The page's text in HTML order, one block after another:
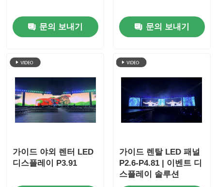
문의 보내기 문의 보내기
가이드 야외 렌터 LED
디스플레이 P3.91
가이드 렌탈 LED 패널
P2.6-P4.81 | 이벤트 디
스플레이 솔루션